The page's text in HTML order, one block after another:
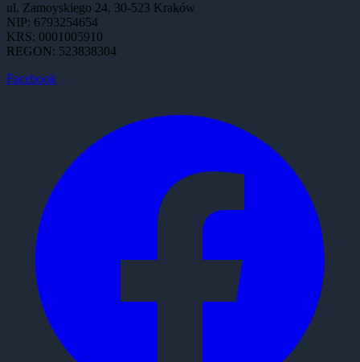
ul. Zamoyskiego 24, 30-523 Kraków
NIP: 6793254654
KRS: 0001005910
REGON: 523838304
Facebook